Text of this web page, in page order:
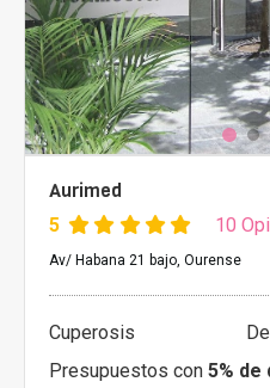
Aurimed
5 10
Av/ Habana 21 bajo, Ourense
Cuperosis
Presupuestos con 5% de